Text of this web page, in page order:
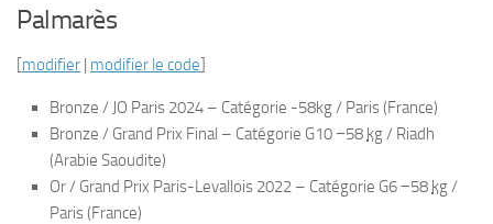
Palmarès
[modifier | modifier le code]
Bronze / JO Paris 2024 – Catégorie -58kg / Paris (France)
Bronze / Grand Prix Final – Catégorie G10 −58 kg/ Riadh
(Arabie Saoudite)
Or / Grand Prix Paris-Levallois 2022 – Catégorie G6 −58 kg/
Paris (France)